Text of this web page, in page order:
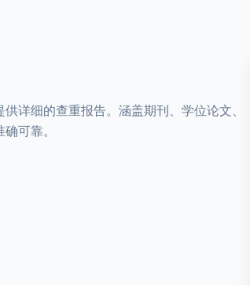
详细的查重报告。涵盖期刊、学位论文、
可靠。